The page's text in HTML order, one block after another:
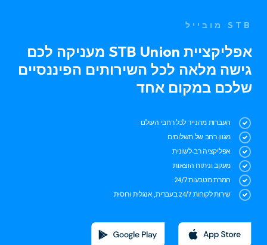
STB מובייל
אפליקציית STB Union מעניקה לכם
גישה מלאה לכל השירותים הפיננסיים
שלכם במקום אחד
העברות מהנייד לכל רחבי העולם
מגוון רחב של תשלומים
אפליקציה רב-לשונית
מעקב וניתוח הוצאות
המרת מטבעות 24/7
שירות לקוחות 24/7 בעברית, אנגלית ורוסית